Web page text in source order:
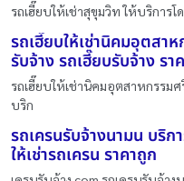
รถเฮี๊ยบให้เช่าสุขุมวิท ให้บริการ
รถเฮี๊ยบให้เช่านิคมอุตสา
รับจ้าง รถเฮี๊ยบรับจ้าง รา
รถเฮี๊ยบให้เช่านิคมอุตสาหกรรมศ
บริก
รถเครนรับจ้างนามน บริก
ให้เช่ารถเครน ราคาถูก